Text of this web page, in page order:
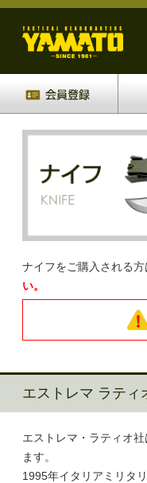
ナイフをご購入される方
い。
エストレマ ラティ
エストレマ・ラティオ
ます。
1995年イタリアミリタ